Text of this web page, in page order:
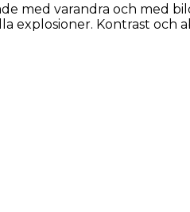
med varandra och med
explosioner. Kontrast och